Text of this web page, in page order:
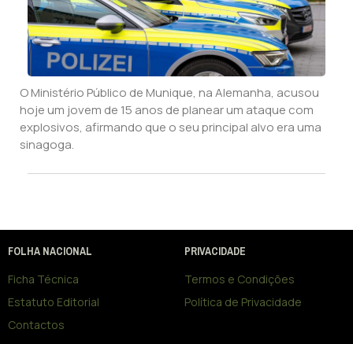
O Ministério Público de Munique, na Alemanha, acusou
hoje um jovem de 15 anos de planear um ataque com
explosivos, afirmando que o seu principal alvo era uma
sinagoga.
FOLHA NACIONAL
Ficha Técnica
Estatuto Editorial
Contactos
PRIVACIDADE
Termos e Condições
Política de Privacidade